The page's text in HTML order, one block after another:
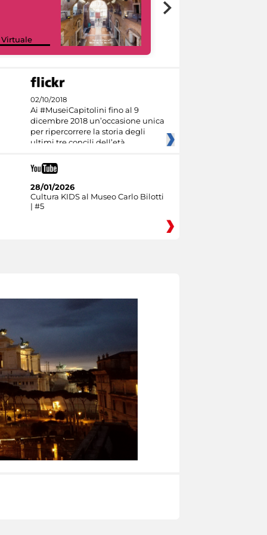
Virtuale
02/10/2018
Ai #MuseiCapitolini fino al 9
dicembre 2018 un’occasione unica
per ripercorrere la storia degli
ultimi tre concili dell’età
28/01/2026
Cultura KIDS al Museo Carlo Bilotti
| #5